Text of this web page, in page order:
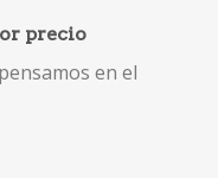
precio
en el